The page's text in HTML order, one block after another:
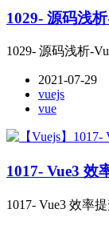
1029- 源码浅
1029- 源码浅析-
2021-07-29
vuejs
vue
1017- Vue3 效
1017- Vue3 效率